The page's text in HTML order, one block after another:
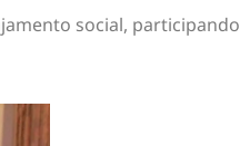
social, participando